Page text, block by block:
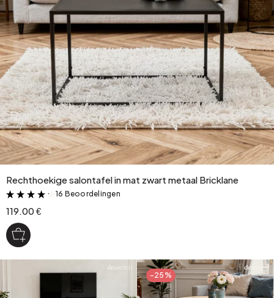
Rechthoekige salontafel in mat zwart metaal Bricklane
&
16 Beoordelingen
119.00 €
-25%